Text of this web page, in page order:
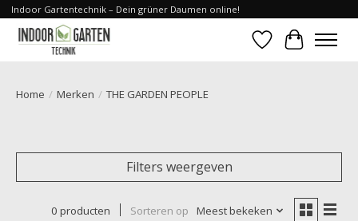
Indoor Gartentechnik – Dein grüner Daumen online!
Verlanglijst
Home / Merken / THE GARDEN PEOPLE
Filters weergeven
0 producten Sorteren op Meest bekeken